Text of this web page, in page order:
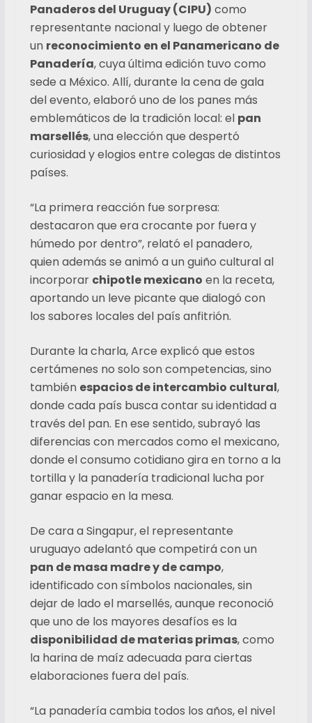
Panaderos del Uruguay (CIPU) como
representante nacional y luego de obtener
un reconocimiento en el Panamericano de
Panadería, cuya última edición tuvo como
sede a México. Allí, durante la cena de gala
del evento, elaboró uno de los panes más
emblemáticos de la tradición local: el pan
marsellés, una elección que despertó
curiosidad y elogios entre colegas de distintos
países.
“La primera reacción fue sorpresa:
destacaron que era crocante por fuera y
húmedo por dentro”, relató el panadero,
quien además se animó a un guiño cultural al
incorporar chipotle mexicano en la receta,
aportando un leve picante que dialogó con
los sabores locales del país anfitrión.
Durante la charla, Arce explicó que estos
certámenes no solo son competencias, sino
también espacios de intercambio cultural,
donde cada país busca contar su identidad a
través del pan. En ese sentido, subrayó las
diferencias con mercados como el mexicano,
donde el consumo cotidiano gira en torno a la
tortilla y la panadería tradicional lucha por
ganar espacio en la mesa.
De cara a Singapur, el representante
uruguayo adelantó que competirá con un
pan de masa madre y de campo,
identificado con símbolos nacionales, sin
dejar de lado el marsellés, aunque reconoció
que uno de los mayores desafíos es la
disponibilidad de materias primas, como
la harina de maíz adecuada para ciertas
elaboraciones fuera del país.
“La panadería cambia todos los años, el nivel